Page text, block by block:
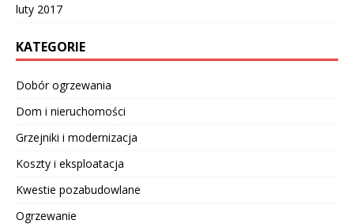
luty 2017
KATEGORIE
Dobór ogrzewania
Dom i nieruchomości
Grzejniki i modernizacja
Koszty i eksploatacja
Kwestie pozabudowlane
Ogrzewanie